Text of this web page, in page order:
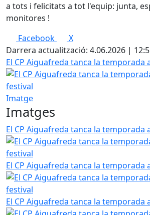
a tots i felicitats a tot l'equip: junta,
monitores !
Facebook
X
Darrera actualització: 4.06.2026 |
El CP Aiguafreda tanca la temporada
Imatge
Imatges
El CP Aiguafreda tanca la temporada
El CP Aiguafreda tanca la temporada
El CP Aiguafreda tanca la temporada